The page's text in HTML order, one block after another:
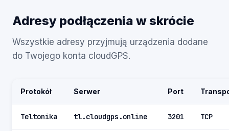
Adresy podłączenia w skrócie
Wszystkie adresy przyjmują urządzenia dodane
do Twojego konta cloudGPS.
Protokół Serwer Port
Teltonika tl.cloudgps.online 3201 TCP